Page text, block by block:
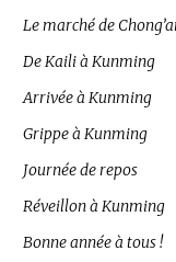
Le marché de
De Kaili à Kunming
Arrivée à Kunming
Grippe à Kunming
Journée de repos
Réveillon à Kunming
Bonne année à tous !